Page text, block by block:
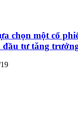
chọn một cổ
đầu tư tăng